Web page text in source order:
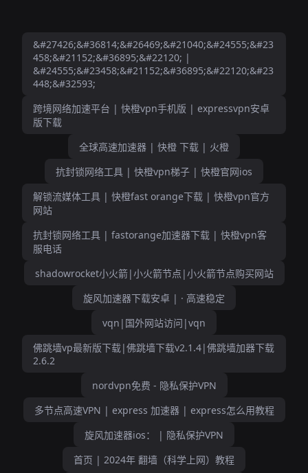
&#27426;&#36814;&#26469;&#21040;&#24555;&#23
458;&#21152;&#36895;&#22120; |
&#24555;&#23458;&#21152;&#36895;&#22120;&#23
448;&#32593;
跨境网络加速平台 | 快橙vpn手机版 | expressvpn安卓
版下载
全球高速加速器 | 快橙 下载 | 火橙
抗封锁网络工具 | 快橙vpn梯子 | 快橙官网ios
解锁流媒体工具 | 快橙fast orange下载 | 快橙vpn官方
网站
抗封锁网络工具 | fastorange加速器下载 | 快橙vpn客
服电话
shadowrocket小火箭|小火箭节点|小火箭节点购买网站
旋风加速器下载安卓 | · 高速稳定
vqn|国外网站访问|vqn
佛跳墙vp最新版下载|佛跳墙下载v2.1.4|佛跳墙加器下载
2.6.2
nordvpn免费 - 隐私保护VPN
多节点高速VPN | express 加速器 | express怎么用教程
旋风加速器ios： | 隐私保护VPN
首页 | 2024年 翻墙（科学上网）教程